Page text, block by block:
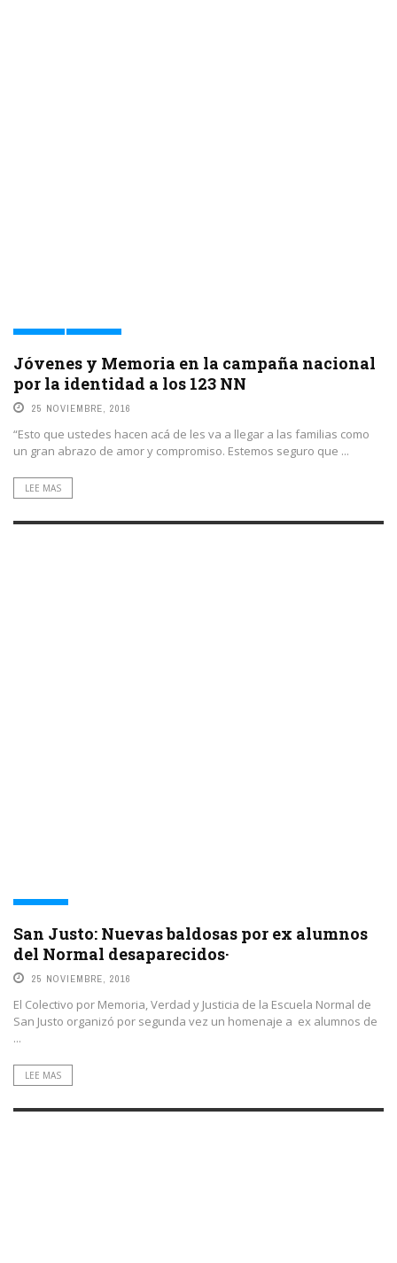
Jóvenes y Memoria en la campaña nacional
por la identidad a los 123 NN
25 NOVIEMBRE, 2016
“Esto que ustedes hacen acá de les va a llegar a las familias como
un gran abrazo de amor y compromiso. Estemos seguro que ...
LEE MAS
San Justo: Nuevas baldosas por ex alumnos
del Normal desaparecidos·
25 NOVIEMBRE, 2016
El Colectivo por Memoria, Verdad y Justicia de la Escuela Normal de
San Justo organizó por segunda vez un homenaje a ex alumnos de
...
LEE MAS